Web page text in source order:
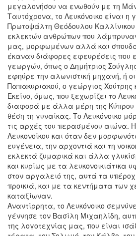
μεγαλονήσου να ενωθούν με τη
Ταυτόχρονα, το Λευκόνοικο είναι η
Πρωτοψάλτη Θεόδουλου
εκλεκτών ανθρώπων που λάμπρυναν
μας, μορφωμένων αλλά και
έκαναν διάφορες εφευρέσεις που
γεωργών, όπως ο Δημήτριος
εφηύρε την αλωνιστική μηχανή, ή
Παπακυριακού, ο γεώργιος Χούτρης
Εκείνο, όμως, που ξεχωρίζει το
διαφορά με άλλα μέρη της Κύπρου
θέση τη γυναίκας. Το Λευκόνοικο
τις αρχές του περασμένου αιώνα.
Λευκονοίκου και όταν δεν
ευγένεια, την αρχοντιά και τη
εκλεκτά ζυμαρικά και άλλα
και κυρίως με τα λευκονοικιάτικα
στον αργαλειό της, αυτά τα
προικιά, και με τα κεντήματα των
καταξίωναν.
Αναντίρρητα, το Λευκόνοικο
γέννησε τον Βασίλη Μιχαηλίδη,
της λογοτεχνίας μας, που είναι